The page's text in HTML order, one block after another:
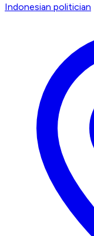
Indonesian politician